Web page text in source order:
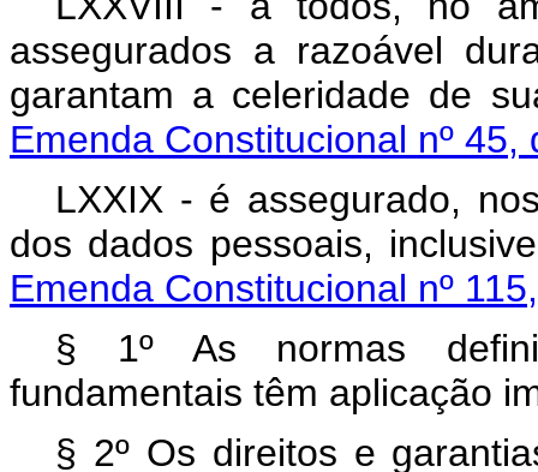
assegurados a razoável
garantam a celeridade
Emenda Constitucional nº
LXXIX - é assegurado,
dos dados pessoais,
Emenda Constitucional nº
§ 1º As normas
fundamentais têm aplicação
§ 2º Os direitos e